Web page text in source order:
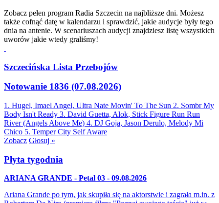
Zobacz pełen program Radia Szczecin na najbliższe dni. Możesz
także cofnąć datę w kalendarzu i sprawdzić, jakie audycje były tego
dnia na antenie. W scenariuszach audycji znajdziesz listę wszystkich
uworów jakie wtedy graliśmy!
Szczecińska Lista Przebojów
Notowanie 1836 (07.08.2026)
1. Hugel, Imael Angel, Ultra Nate Movin' To The Sun 2. Sombr My
Body Isn't Ready 3. David Guetta, Alok, Stick Figure Run Run
River (Angels Above Me) 4. DJ Goja, Jason Derulo, Melody Mi
Chico 5. Temper City Self Aware
Zobacz Głosuj »
Płyta tygodnia
ARIANA GRANDE - Petal 03 - 09.08.2026
Ariana Grande po tym, jak skupiła się na aktorstwie i zagrała m.in. z